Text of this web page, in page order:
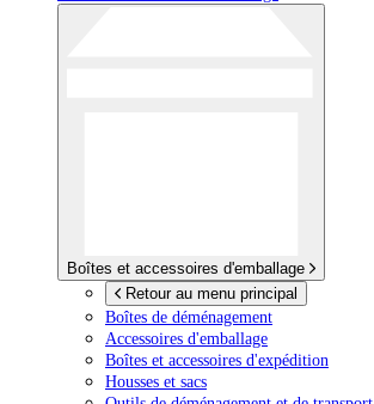
Boîtes et accessoires d'emballage
Retour au menu principal
Boîtes de déménagement
Accessoires d'emballage
Boîtes et accessoires d'expédition
Housses et sacs